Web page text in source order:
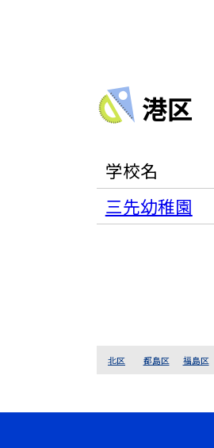
港区
学校名
三先幼稚園
北区 都島区 福島区